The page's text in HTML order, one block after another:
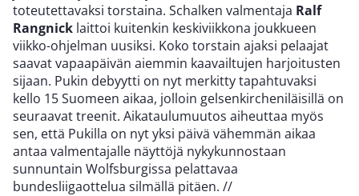
toteutettavaksi torstaina. Schalken valmentaja Ralf
Rangnick laittoi kuitenkin keskiviikkona joukkueen
viikko-ohjelman uusiksi. Koko torstain ajaksi pelaajat
saavat vapaapäivän aiemmin kaavailtujen harjoitusten
sijaan. Pukin debyytti on nyt merkitty tapahtuvaksi
kello 15 Suomeen aikaa, jolloin gelsenkircheniläisillä on
seuraavat treenit. Aikataulumuutos aiheuttaa myös
sen, että Pukilla on nyt yksi päivä vähemmän aikaa
antaa valmentajalle näyttöjä nykykunnostaan
sunnuntain Wolfsburgissa pelattavaa
bundesliigaottelua silmällä pitäen. //